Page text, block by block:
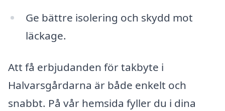
Ge bättre isolering och skydd mot
läckage.
Att få erbjudanden för takbyte i
Halvarsgårdarna är både enkelt och
snabbt. På vår hemsida fyller du i dina